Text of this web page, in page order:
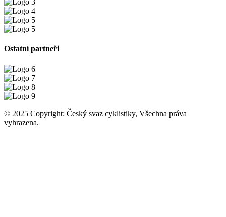
Ostatní partneři
© 2025 Copyright: Český svaz cyklistiky, Všechna práva
vyhrazena.